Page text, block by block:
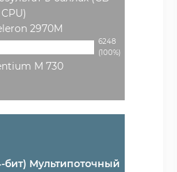
CPU)
2970M
6248
(100%)
M 730
бит) Мультипоточный